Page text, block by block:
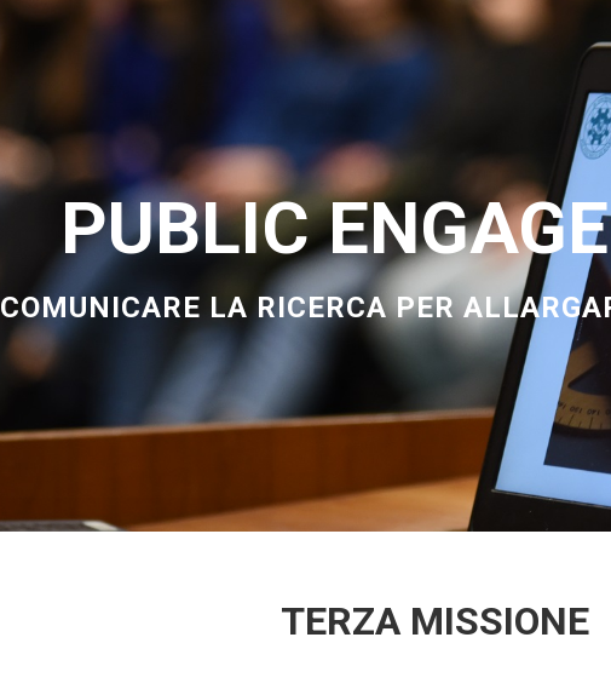
PUBLIC
COMUNICARE LA RICERCA PER
TERZA MISSIONE